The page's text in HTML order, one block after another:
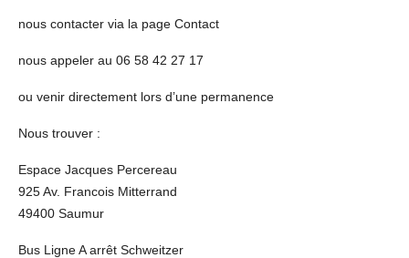
nous contacter via la page Contact
nous appeler au 06 58 42 27 17
ou venir directement lors d’une permanence
Nous trouver :
Espace Jacques Percereau
925 Av. Francois Mitterrand
49400 Saumur
Bus Ligne A arrêt Schweitzer